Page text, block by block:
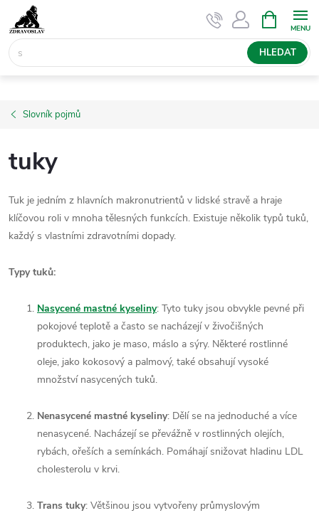
na
obsah
HLEDAT
NÁKUPNÍ
KOŠÍK
Slovník pojmů
tuky
Tuk je jedním z hlavních makronutrientů v lidské stravě a hraje
klíčovou roli v mnoha tělesných funkcích. Existuje několik typů tuků,
každý s vlastními zdravotními dopady.
Typy tuků:
Nasycené mastné kyseliny: Tyto tuky jsou obvykle pevné při
pokojové teplotě a často se nacházejí v živočišných
produktech, jako je maso, máslo a sýry. Některé rostlinné
oleje, jako kokosový a palmový, také obsahují vysoké
množství nasycených tuků.
Nenasycené mastné kyseliny: Dělí se na jednoduché a více
nenasycené. Nacházejí se převážně v rostlinných olejích,
rybách, ořeších a semínkách. Pomáhají snižovat hladinu LDL
cholesterolu v krvi.
Trans tuky: Většinou jsou vytvořeny průmyslovým